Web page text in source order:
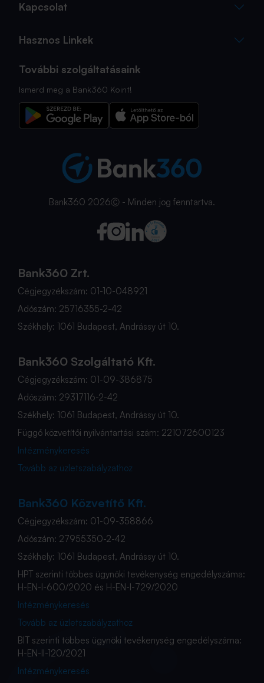
Kapcsolat
Hasznos Linkek
További szolgáltatásaink
Ismerd meg a Bank360 Koint!
Bank360 2026Ⓒ - Minden jog fenntartva.
Bank360 Zrt.
Cégjegyzékszám: 01-10-048921
Adószám: 25716355-2-42
Székhely: 1061 Budapest, Andrássy út 10.
Bank360 Szolgáltató Kft.
Cégjegyzékszám: 01-09-386875
Adószám: 29317116-2-42
Székhely: 1061 Budapest, Andrássy út 10.
Függő közvetítői nyilvántartási szám: 221072600123
Intézménykeresés
Tovább az üzletszabályzathoz
Bank360 Közvetítő Kft.
Cégjegyzékszám: 01-09-358866
Adószám: 27955350-2-42
Székhely: 1061 Budapest, Andrássy út 10.
HPT szerinti többes ügynöki tevékenység engedélyszáma:
H-EN-I-600/2020 és H-EN-I-729/2020
Intézménykeresés
Tovább az üzletszabályzathoz
BIT szerinti többes ügynöki tevékenység engedélyszáma:
H-EN-II-120/2021
Intézménykeresés